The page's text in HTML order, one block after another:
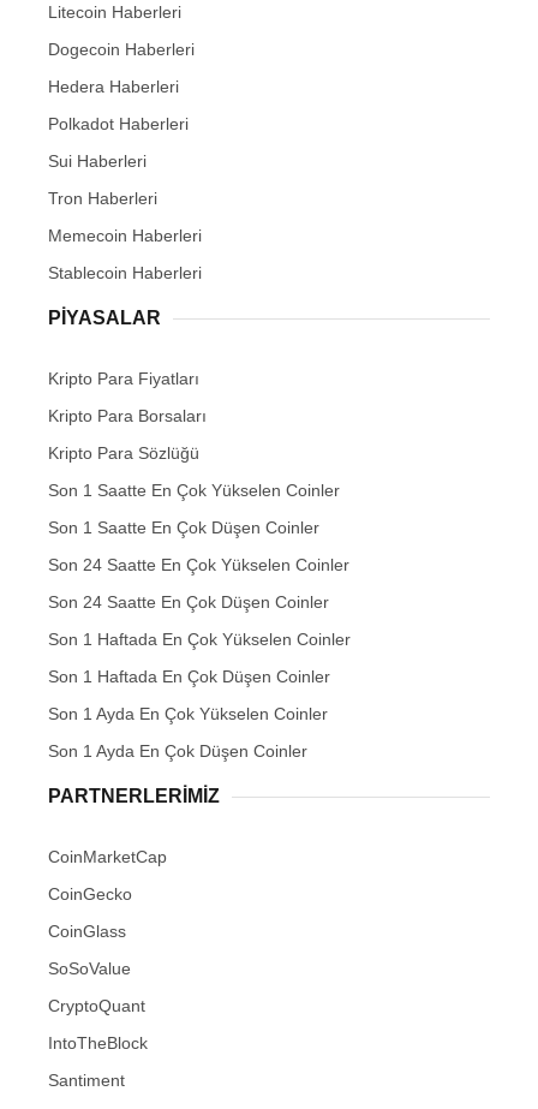
Litecoin Haberleri
Dogecoin Haberleri
Hedera Haberleri
Polkadot Haberleri
Sui Haberleri
Tron Haberleri
Memecoin Haberleri
Stablecoin Haberleri
PIYASALAR
Kripto Para Fiyatları
Kripto Para Borsaları
Kripto Para Sözlüğü
Son 1 Saatte En Çok Yükselen Coinler
Son 1 Saatte En Çok Düşen Coinler
Son 24 Saatte En Çok Yükselen Coinler
Son 24 Saatte En Çok Düşen Coinler
Son 1 Haftada En Çok Yükselen Coinler
Son 1 Haftada En Çok Düşen Coinler
Son 1 Ayda En Çok Yükselen Coinler
Son 1 Ayda En Çok Düşen Coinler
PARTNERLERIMIZ
CoinMarketCap
CoinGecko
CoinGlass
SoSoValue
CryptoQuant
IntoTheBlock
Santiment